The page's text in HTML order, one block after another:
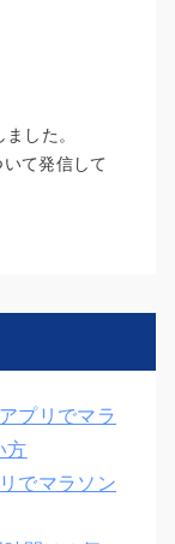
した。
て発信して
プリでマラ
方
でマラソン